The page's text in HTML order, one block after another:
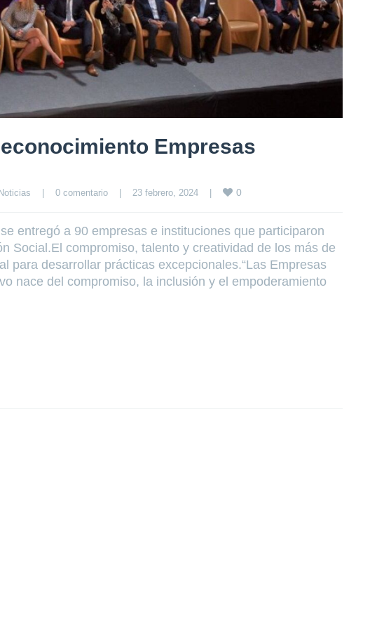
Empresas
Noticias 0 comentario 23 febrero, 2024 0
entregó a 90 empresas e instituciones que participaron
Social.El compromiso, talento y creatividad de los más de
para desarrollar prácticas excepcionales.“Las Empresas
nace del compromiso, la inclusión y el empoderamiento